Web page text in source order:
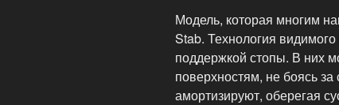
Модель, которая многим
Stab. Технология
поддержкой стопы. В них
поверхностям, не боясь
амортизируют, оберегая